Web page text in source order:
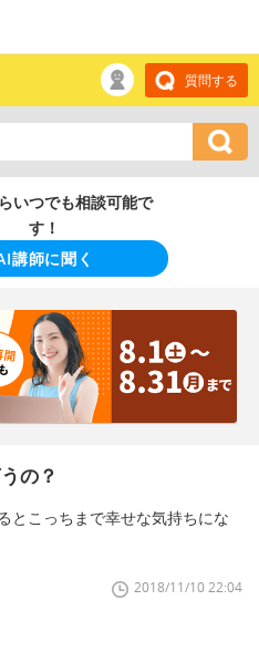
質問する
いつでも相談可能で
す！
講師に聞く
の？
とこっちまで幸せな気持ちにな
2018/11/10 22:04